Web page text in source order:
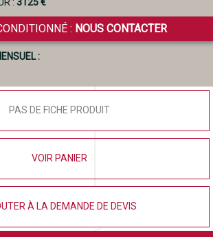
: 3125 €
: NOUS CONTACTER
:
PAS DE FICHE PRODUIT
VOIR PANIER
À LA DEMANDE DE DEVIS